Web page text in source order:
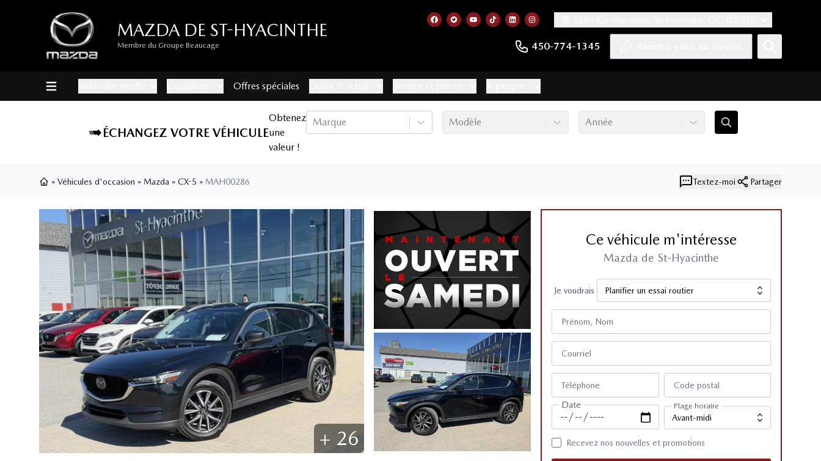
MAZDA DE ST-HYACINTHE
Membre du Groupe Beaucage 450-774-1345
Lien vers notre page facebook
Lien vers notre compte Twitter
Lien vers notre chaîne YouTube
Lien vers notre compte Tiktok
Lien vers notre compte LinkedIn
Lien vers notre compte Instagram
Offres spéciales
ÉCHANGEZ VOTRE VÉHICULE
Obtenez
une
valeur !
Marque Modèle Année
» Véhicules d'occasion » Mazda » CX-5 » MAH00286 Textez-moi Partager
+ 26
Ce véhicule m'intéresse
Mazda de St-Hyacinthe
Je voudrais
Prénom, Nom
Courriel
Téléphone
Code postal
Date
Plage horaire
Recevez nos nouvelles et promotions